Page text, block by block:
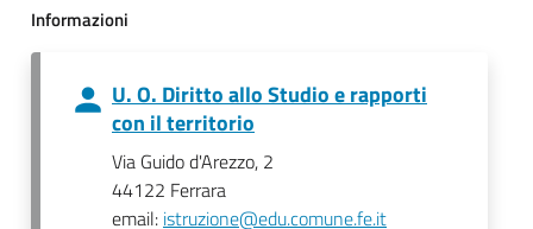
Informazioni
U. O. Diritto allo Studio e rapporti
con il territorio
Via Guido d'Arezzo, 2
44122 Ferrara
email: istruzione@edu.comune.fe.it